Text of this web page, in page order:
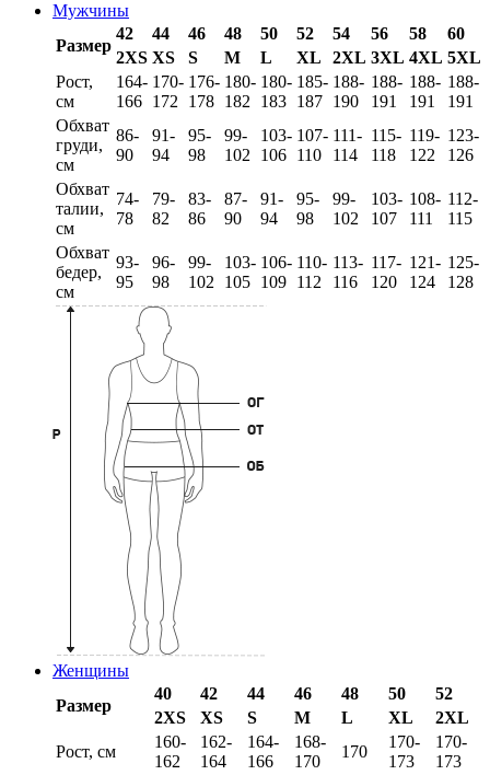
Мужчины
Размер
42 44 46 48 50 52 54 56 58
60
2XS XS S M L XL 2XL 3XL 4XL 5XL
Рост,
см
164-
166
170-
172
176-
178
180-
182
180-
183
185-
187
188-
190
188-
191
188-
191
188-
191
Обхват
груди,
см
86-
90
91-
94
95-
98
99-
102
103-
106
107-
110
111-
114
115-
118
119-
122
123-
126
Обхват
талии,
см
74-
78
79-
82
83-
86
87-
90
91-
94
95-
98
99-
102
103-
107
108-
111
112-
115
Обхват
бедер,
см
93-
95
96-
98
99-
102
103-
105
106-
109
110-
112
113-
116
117-
120
121-
124
125-
128
Женщины
Размер
40 42 44 46 48 50
52
2XS
XS S M L XL
2XL
Рост, см
160-
162
162-
164
164-
166
168-
170
170
170-
173
170-
173